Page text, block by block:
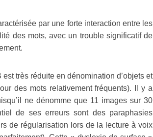
par une forte interaction entre les
des mots, avec un trouble significatif de
très réduite en dénomination d’objets et
des mots relativement fréquents). Il y a
ne dénomme que 11 images sur 30
de ses erreurs sont des paraphasies
de régularisation lors de la lecture à voix